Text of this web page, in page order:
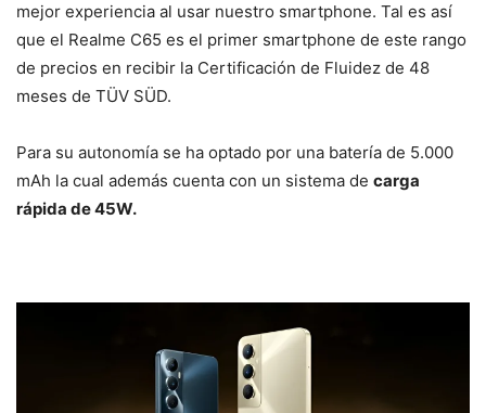
mejor experiencia al usar nuestro smartphone. Tal es así
que el Realme C65 es el primer smartphone de este rango
de precios en recibir la Certificación de Fluidez de 48
meses de TÜV SÜD.
Para su autonomía se ha optado por una batería de 5.000
mAh la cual además cuenta con un sistema de carga
rápida de 45W.